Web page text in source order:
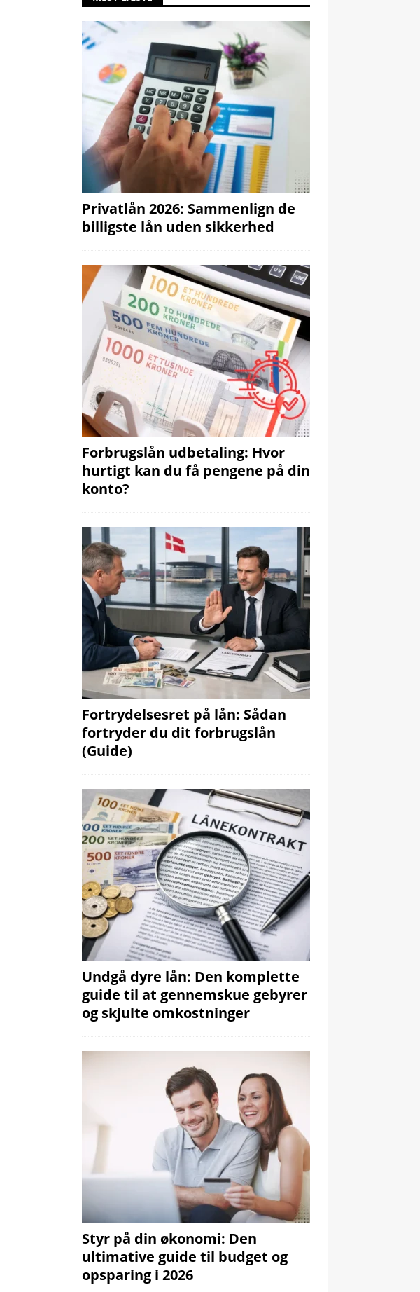
Privatlån 2026: Sammenlign de
billigste lån uden sikkerhed
Forbrugslån udbetaling: Hvor
hurtigt kan du få pengene på din
konto?
Fortrydelsesret på lån: Sådan
fortryder du dit forbrugslån
(Guide)
Undgå dyre lån: Den komplette
guide til at gennemskue gebyrer
og skjulte omkostninger
Styr på din økonomi: Den
ultimative guide til budget og
opsparing i 2026